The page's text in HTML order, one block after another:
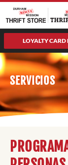
saltar
contenidoLOYALTY CARD
SERVICIOS